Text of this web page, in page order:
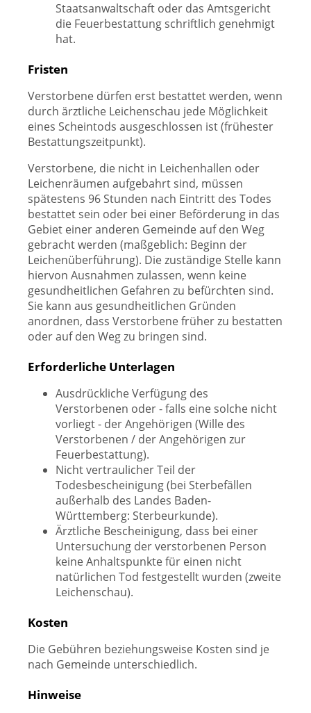
Staatsanwaltschaft oder das Amtsgericht
die Feuerbestattung schriftlich genehmigt
hat.
Fristen
Verstorbene dürfen erst bestattet werden, wenn
durch ärztliche Leichenschau jede Möglichkeit
eines Scheintods ausgeschlossen ist (frühester
Bestattungszeitpunkt).
Verstorbene, die nicht in Leichenhallen oder
Leichenräumen aufgebahrt sind, müssen
spätestens 96 Stunden nach Eintritt des Todes
bestattet sein oder bei einer Beförderung in das
Gebiet einer anderen Gemeinde auf den Weg
gebracht werden (maßgeblich: Beginn der
Leichenüberführung). Die zuständige Stelle kann
hiervon Ausnahmen zulassen, wenn keine
gesundheitlichen Gefahren zu befürchten sind.
Sie kann aus gesundheitlichen Gründen
anordnen, dass Verstorbene früher zu bestatten
oder auf den Weg zu bringen sind.
Erforderliche Unterlagen
Ausdrückliche Verfügung des
Verstorbenen oder - falls eine solche nicht
vorliegt - der Angehörigen (Wille des
Verstorbenen / der Angehörigen zur
Feuerbestattung).
Nicht vertraulicher Teil der
Todesbescheinigung (bei Sterbefällen
außerhalb des Landes Baden-
Württemberg: Sterbeurkunde).
Ärztliche Bescheinigung, dass bei einer
Untersuchung der verstorbenen Person
keine Anhaltspunkte für einen nicht
natürlichen Tod festgestellt wurden (zweite
Leichenschau).
Kosten
Die Gebühren beziehungsweise Kosten sind je
nach Gemeinde unterschiedlich.
Hinweise